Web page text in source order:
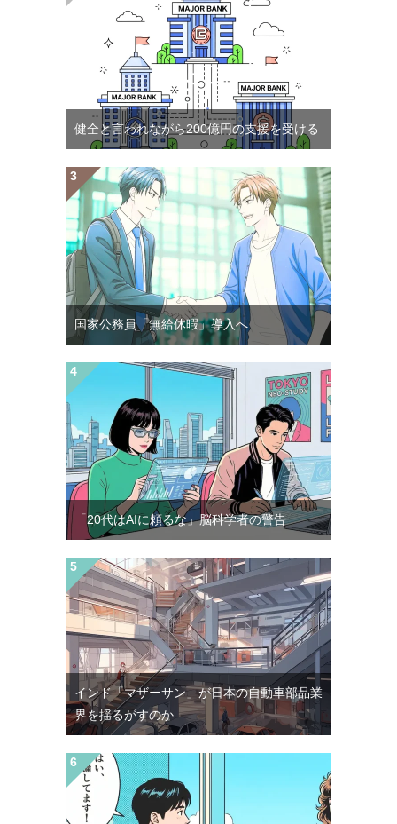
健全と言われながら200億円の支援を受ける
国家公務員「無給休暇」導入へ
「20代はAIに頼るな」脳科学者の警告
インド「マザーサン」が日本の自動車部品業
界を揺るがすのか